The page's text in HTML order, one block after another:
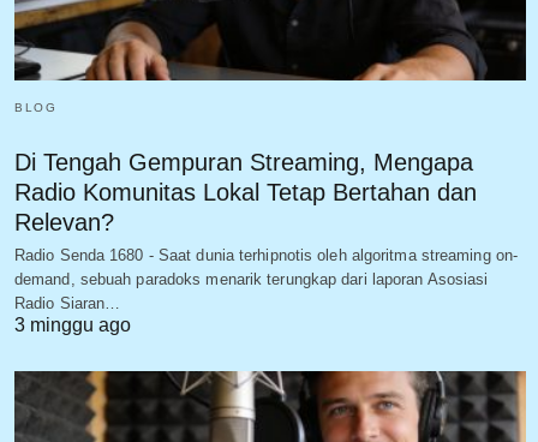
BLOG
Di Tengah Gempuran Streaming, Mengapa
Radio Komunitas Lokal Tetap Bertahan dan
Relevan?
Radio Senda 1680 - Saat dunia terhipnotis oleh algoritma streaming on-
demand, sebuah paradoks menarik terungkap dari laporan Asosiasi
Radio Siaran…
3 minggu ago